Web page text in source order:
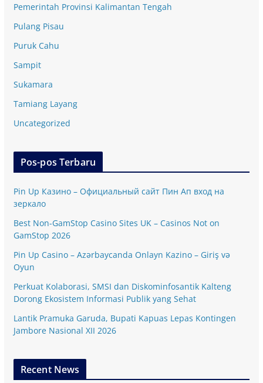
Pemerintah Provinsi Kalimantan Tengah
Pulang Pisau
Puruk Cahu
Sampit
Sukamara
Tamiang Layang
Uncategorized
Pos-pos Terbaru
Pin Up Казино – Официальный сайт Пин Ап вход на
зеркало
Best Non-GamStop Casino Sites UK – Casinos Not on
GamStop 2026
Pin Up Casino – Azərbaycanda Onlayn Kazino – Giriş və
Oyun
Perkuat Kolaborasi, SMSI dan Diskominfosantik Kalteng
Dorong Ekosistem Informasi Publik yang Sehat
Lantik Pramuka Garuda, Bupati Kapuas Lepas Kontingen
Jambore Nasional XII 2026
Recent News